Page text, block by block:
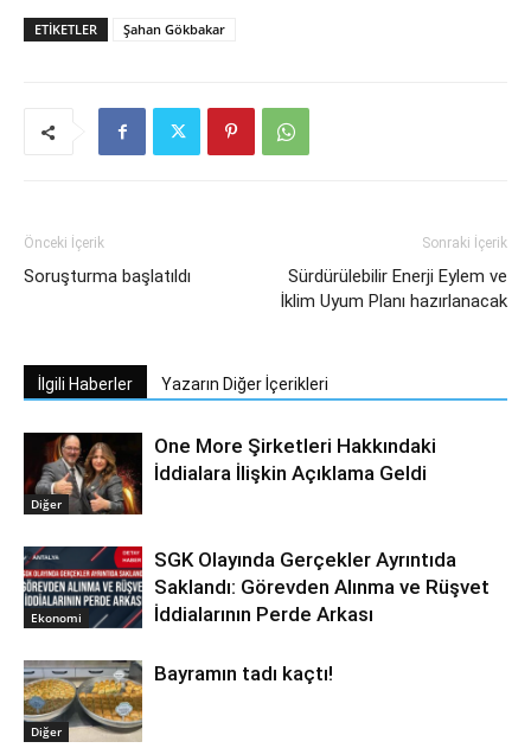
ETIKETLER Şahan Gökbakar
Önceki İçerik
Soruşturma başlatıldı
Sonraki İçerik
Sürdürülebilir Enerji Eylem ve
İklim Uyum Planı hazırlanacak
İlgili Haberler Yazarın Diğer İçerikleri
Diğer
One More Şirketleri Hakkındaki
İddialara İlişkin Açıklama Geldi
Ekonomi
SGK Olayında Gerçekler Ayrıntıda
Saklandı: Görevden Alınma ve Rüşvet
İddialarının Perde Arkası
Diğer
Bayramın tadı kaçtı!